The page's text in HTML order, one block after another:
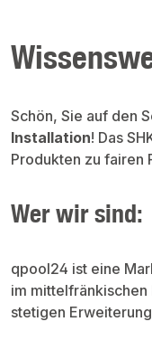
Schön, Sie auf den
Installation! Das
Produkten zu fairen
Wer wir sind:
qpool24 ist eine
im
stetigen